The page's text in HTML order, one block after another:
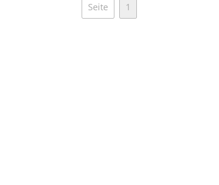
Seite 1